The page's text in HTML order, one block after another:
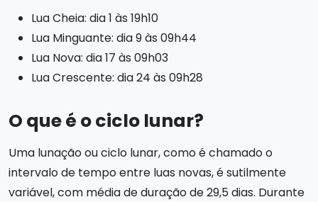
Lua Cheia: dia 1 às 19h10
Lua Minguante: dia 9 às 09h44
Lua Nova: dia 17 às 09h03
Lua Crescente: dia 24 às 09h28
O que é o ciclo lunar?
Uma lunação ou ciclo lunar, como é chamado o
intervalo de tempo entre luas novas, é sutilmente
variável, com média de duração de 29,5 dias. Durante